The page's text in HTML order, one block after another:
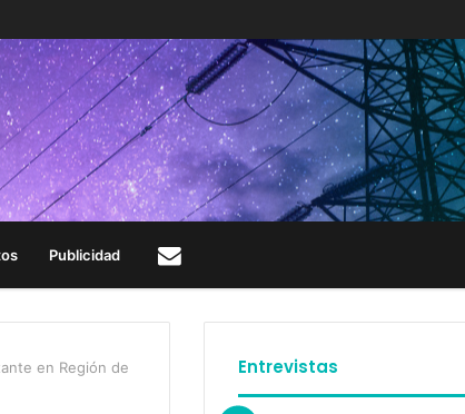
Publicidad
en Región de
Entrevistas